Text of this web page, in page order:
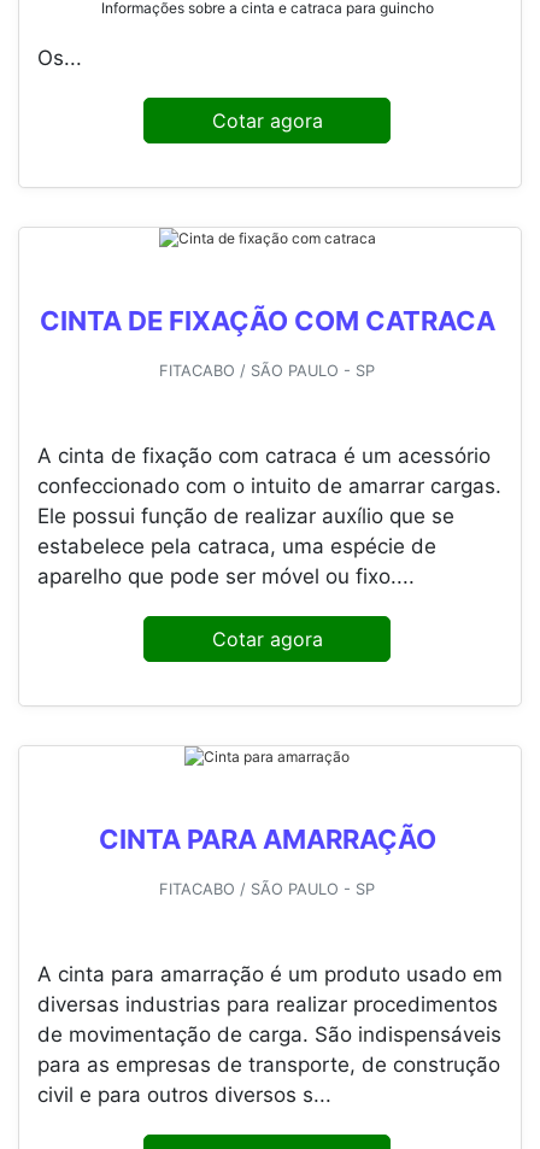
O guincho é o responsável por içar cargas
pesadas ou rebocar automóveis, por isso, é de
Os...
Cotar agora
A cinta de fixação com catraca é um acessório
confeccionado com o intuito de amarrar cargas.
Ele possui função de realizar auxílio que se
Cotar agora